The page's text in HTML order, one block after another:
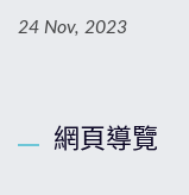
24 Nov, 2023
網頁導覽